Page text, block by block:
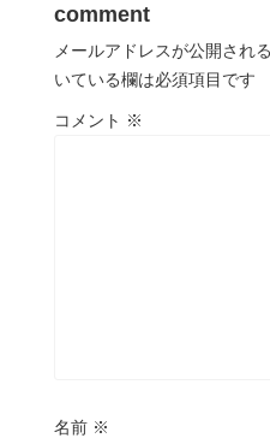
comment
メールアドレスが公開され
いている欄は必須項目です
コメント ※
名前 ※